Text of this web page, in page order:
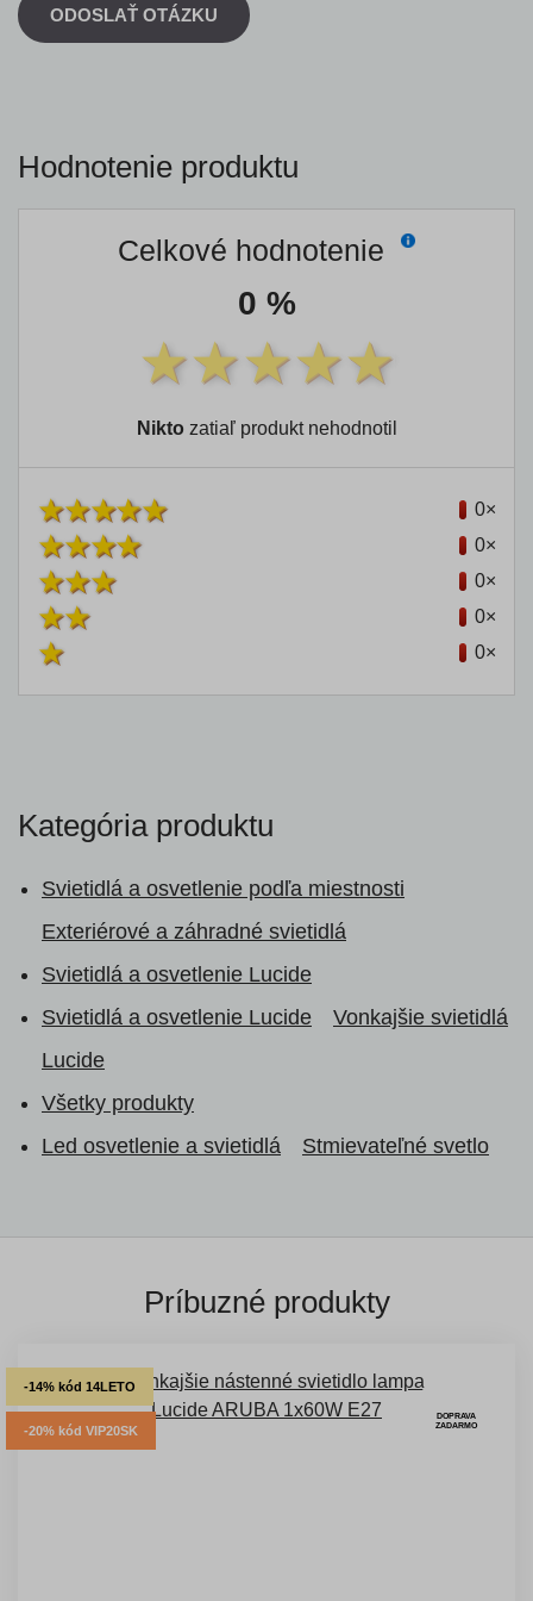
ODOSLAŤ OTÁZKU
Hodnotenie produktu
Celkové hodnotenie
0 %
Nikto zatiaľ produkt nehodnotil
0×
0×
0×
0×
0×
Kategória produktu
Svietidlá a osvetlenie podľa miestnosti
Exteriérové a záhradné svietidlá
Svietidlá a osvetlenie Lucide
Svietidlá a osvetlenie Lucide
Vonkajšie svietidlá
Lucide
Všetky produkty
Led osvetlenie a svietidlá
Stmievateľné svetlo
Príbuzné produkty
-14% kód 14LETO
-20% kód VIP20SK
DOPRAVA
ZADARMO